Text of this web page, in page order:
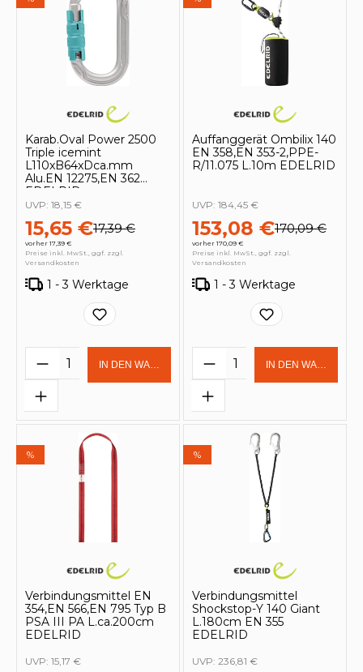
Karab.Oval Power 2500
Triple icemint
L110xB64xDca.mm
Alu.EN 12275,EN 362
EDELRID
15,65 €17,39 €
vorher 17,39 €
UVP: 18,15 €
Preise inkl. MwSt., ggf. zzgl.
Versandkosten
1 - 3 Werktage
Produkt Anzahl: Gib den
IN DEN WARENKORB
Auffanggerät Ombilix 140
EN 358,EN 353-2,PPE-
R/11.075 L.10m EDELRID
153,08 €170,09 €
vorher 170,09 €
UVP: 184,45 €
Preise inkl. MwSt., ggf. zzgl.
Versandkosten
1 - 3 Werktage
Produkt Anzahl:
IN DEN
%
Verbindungsmittel EN
354,EN 566,EN 795 Typ B
PSA III PA L.ca.200cm
EDELRID
UVP: 15,17 €
%
Verbindungsmittel
Shockstop-Y 140 Giant
L.180cm EN 355
EDELRID
UVP: 236,81 €